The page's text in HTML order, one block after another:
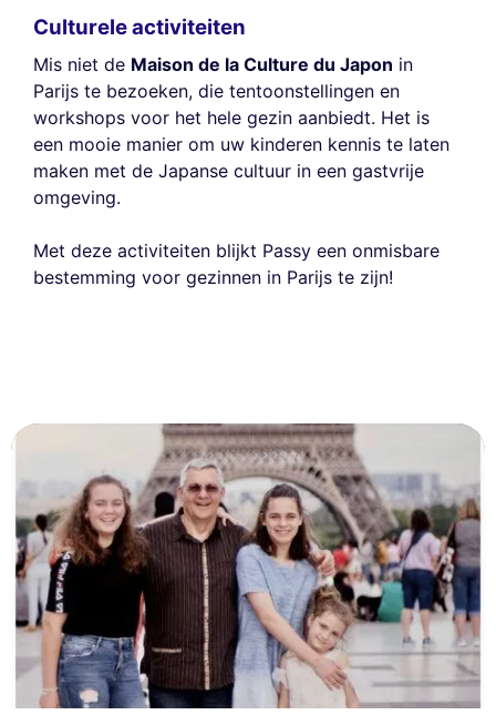
Culturele activiteiten
Mis niet de Maison de la Culture du Japon in
Parijs te bezoeken, die tentoonstellingen en
workshops voor het hele gezin aanbiedt. Het is
een mooie manier om uw kinderen kennis te laten
maken met de Japanse cultuur in een gastvrije
omgeving.
Met deze activiteiten blijkt Passy een onmisbare
bestemming voor gezinnen in Parijs te zijn!